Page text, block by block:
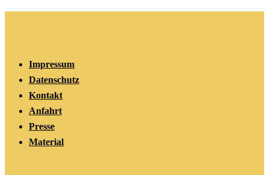
Impressum
Datenschutz
Kontakt
Anfahrt
Presse
Material